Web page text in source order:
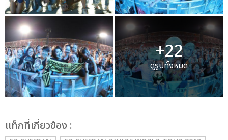
+22
ดูรูปทั้งหมด
เเท็กที่เกี่ยวข้อง :